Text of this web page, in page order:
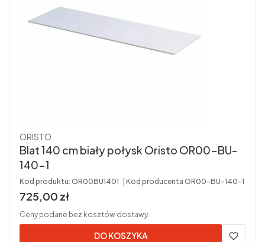
Producent
ORISTO
Blat 140 cm biały połysk Oristo OR00-BU-
140-1
Kod produktu: OR00BU1401 Kod producenta OR00-BU-140-1
Cena brutto
725,00 zł
Ceny podane bez kosztów dostawy.
DO KOSZYKA